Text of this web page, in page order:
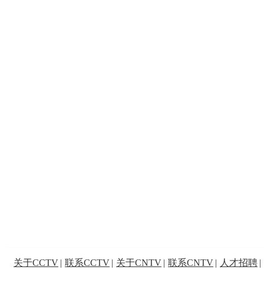
关于CCTV | 联系CCTV | 关于CNTV | 联系CNTV | 人才招聘 |